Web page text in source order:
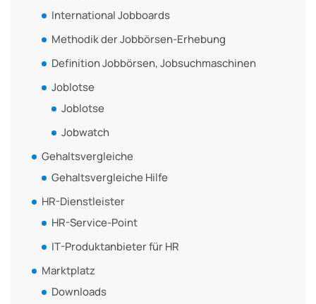
International Jobboards
Methodik der Jobbörsen-Erhebung
Definition Jobbörsen, Jobsuchmaschinen
Joblotse
Joblotse
Jobwatch
Gehaltsvergleiche
Gehaltsvergleiche Hilfe
HR-Dienstleister
HR-Service-Point
IT-Produktanbieter für HR
Marktplatz
Downloads